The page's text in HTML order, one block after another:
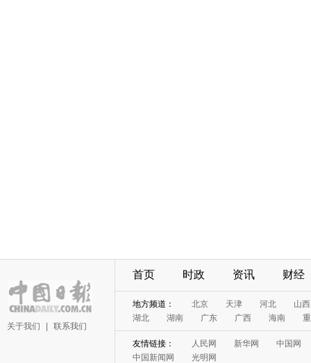
关于我们 联系我们
首页 时政 资讯 财经
地方频道： 北京 天津 河北
山西
湖北
湖南 广东 广西 海南
友情链接： 人民网 新华网
中国网
中国新闻网
光明网